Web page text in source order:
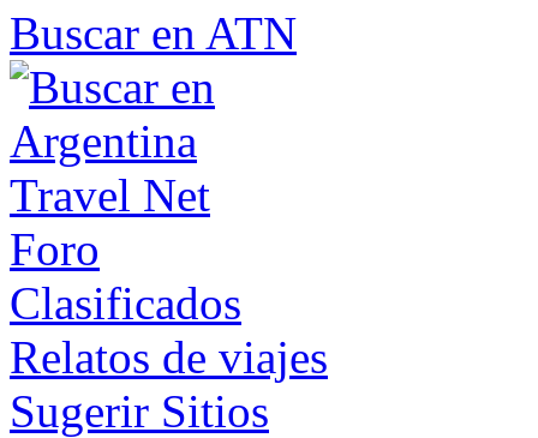
Buscar en ATN
Foro
Clasificados
Relatos de viajes
Sugerir Sitios